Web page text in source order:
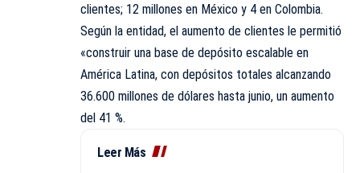
clientes; 12 millones en México y 4 en Colombia.
Según la entidad, el aumento de clientes le permitió
«construir una base de depósito escalable en
América Latina, con depósitos totales alcanzando
36.600 millones de dólares hasta junio, un aumento
del 41 %.
Leer Más